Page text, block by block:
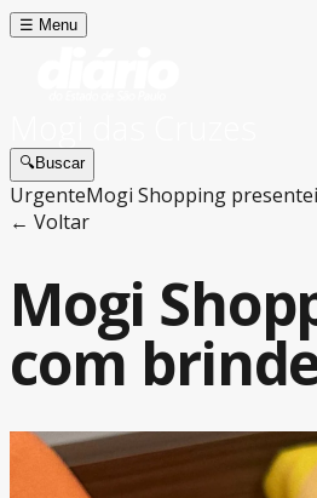
☰ Menu
🔍Buscar
UrgenteMogi Shopping
← Voltar
Mogi
com